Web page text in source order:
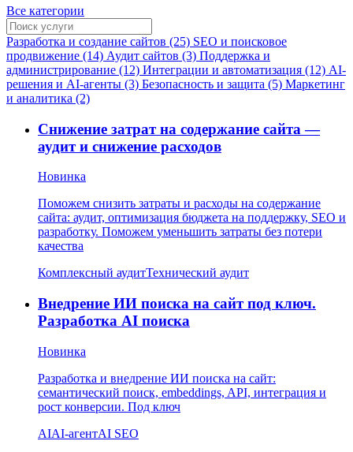
Все категории
Разработка и создание сайтов (25) SEO и поисковое
продвижение (14) Аудит сайтов (3) Поддержка и
администрирование (12) Интеграции и автоматизация (12) AI-
решения и AI-агенты (3) Безопасность и защита (5) Маркетинг
и аналитика (2)
Снижение затрат на содержание сайта —
аудит и снижение расходов
Новинка
Поможем снизить затраты и расходы на содержание
сайта: аудит, оптимизация бюджета на поддержку, SEO и
разработку. Поможем уменьшить затраты без потери
качества
Комплексный аудитТехнический аудит
Внедрение ИИ поиска на сайт под ключ.
Разработка AI поиска
Новинка
Разработка и внедрение ИИ поиска на сайт:
семантический поиск, embeddings, API, интеграция и
рост конверсии. Под ключ
AIAI-агентAI SEO